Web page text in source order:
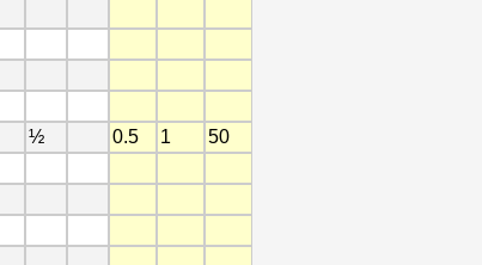
½ 0.5 1
50